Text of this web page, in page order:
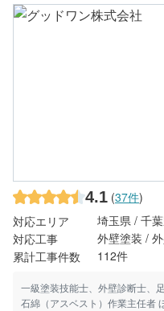
4.1 (37件)
対応エリア
埼玉県 / 千
対応工事
外壁塗装 /
累計工事件数
112件
一級塗装技能士、外壁診断士、
石綿（アスベスト）作業主任者